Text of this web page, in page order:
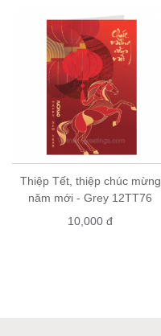
Thiệp Tết, thiệp chúc mừng
năm mới - Grey 12TT76
10,000 đ